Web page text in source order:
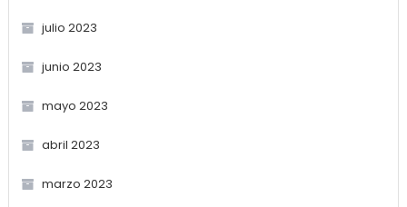
julio 2023
junio 2023
mayo 2023
abril 2023
marzo 2023